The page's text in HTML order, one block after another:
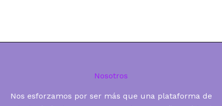
Nosotros
Nos esforzamos por ser más que una plataforma de